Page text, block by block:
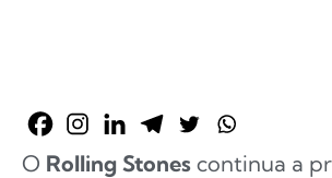
O Rolling Stones continua a